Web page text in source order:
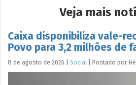
Veja mais
Caixa disponibiliza vale-
Povo para 3,2 milhões de
8 de agosto de 2026 Social Postado por